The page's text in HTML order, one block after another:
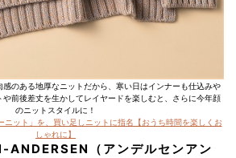
のある地厚なニットだから、寒い日はインナーも仕込みや
前後差丈を生かしてレイヤードを楽しむと、さらに今年顔
のニットスタイルに！
ニット」を、買い足しニットに指名【おうち時間を楽しくお
しゃれに】
ANDERSEN（アンデルセンアン